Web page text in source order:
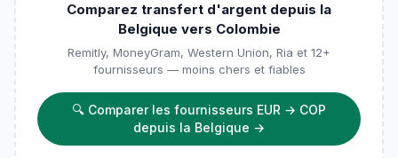
Comparez transfert d'argent depuis la
Belgique vers Colombie
Remitly, MoneyGram, Western Union, Ria et 12+
fournisseurs — moins chers et fiables
🔍 Comparer les fournisseurs EUR → COP
depuis la Belgique →